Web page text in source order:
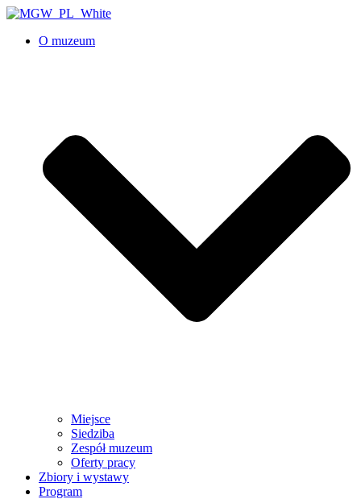
O muzeum
Miejsce
Siedziba
Zespół muzeum
Oferty pracy
Zbiory i wystawy
Program